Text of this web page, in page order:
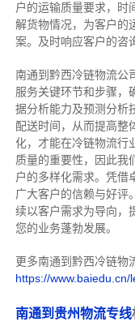
户的运输质量要求，时
解货物情况，为客户的
案。及时响应客户的咨
南通到黔西冷链物流公
服务关键环节和步骤，
据分析能力及预测分析
配送时间，从而提高整
化，才能在冷链物流行
质量的重要性，因此我
户的多样化需求。 凭借
广大客户的信赖与好评。
续以客户需求为导向，
您的业务蓬勃发展。
更多南通到黔西冷链物
https://www.baiedu.cn/
南通到贵州物流专线